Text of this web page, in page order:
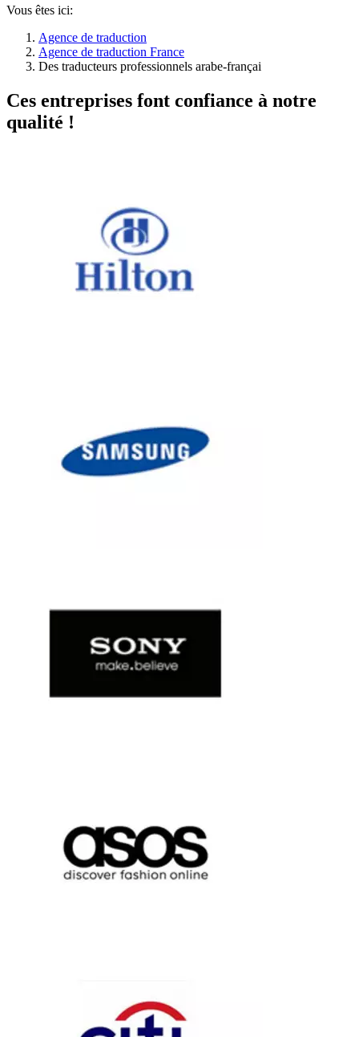
Vous êtes ici:
Agence de traduction
Agence de traduction France
Des traducteurs professionnels arabe-françai
Ces entreprises font confiance à notre
qualité !